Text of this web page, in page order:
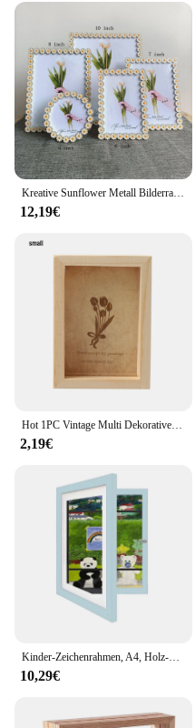
professional look,
showcasing art in
The frames are versatile
range of display
collections to
your art is always
Kreative Sunflower Metall Bilderrahmen Wohnzimmer Veranda Tisch Dekoration Party Geburtstag Geschenke
12,19€
Hot 1PC Vintage Multi Dekorative Holz Foto Rahmen Online Home Decor Kunst Hochzeit Mini Bilder Rahmen DIY Familie Hause decor
2,19€
Kinder-Zeichenrahmen, A4, Holz-Posterrahmen für Wände, Kinder-Kunstrahmen, austauschbare Kinderbilder, Präsentationsrahmen, Heimdekoration
10,29€